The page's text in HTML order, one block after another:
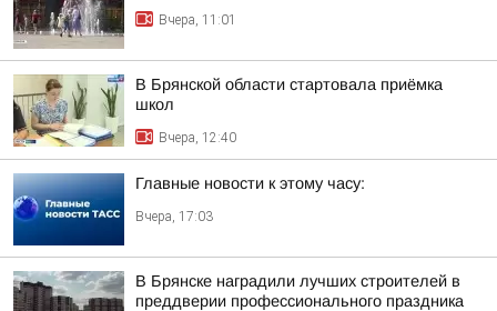
Вчера, 11:01
В Брянской области стартовала приёмка
школ
Вчера, 12:40
Главные новости к этому часу:
Вчера, 17:03
В Брянске наградили лучших строителей в
преддверии профессионального праздника